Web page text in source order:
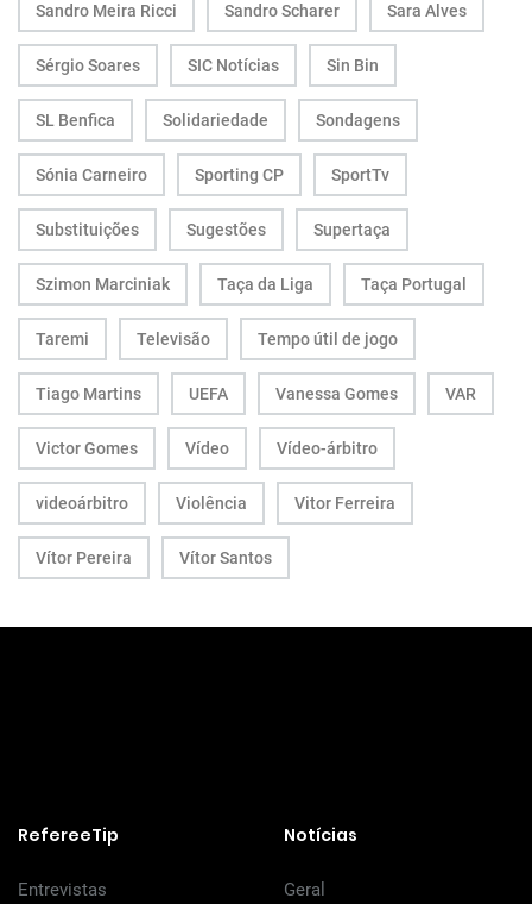
Sandro Meira Ricci Sandro Scharer Sara Alves
Sérgio Soares SIC Notícias Sin Bin
SL Benfica Solidariedade Sondagens
Sónia Carneiro Sporting CP SportTv
Substituições Sugestões Supertaça
Szimon Marciniak Taça da Liga Taça Portugal
Taremi Televisão Tempo útil de jogo
Tiago Martins UEFA Vanessa Gomes VAR
Victor Gomes Vídeo Vídeo-árbitro
videoárbitro Violência Vitor Ferreira
Vítor Pereira Vítor Santos
RefereeTip
Entrevistas
Notícias
Geral